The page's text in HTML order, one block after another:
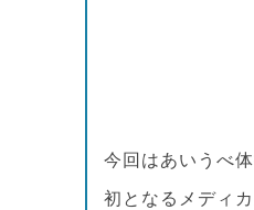
今回はあいうべ
初となるメディ